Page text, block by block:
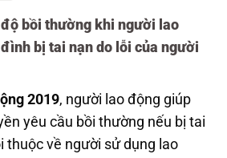
bồi thường khi người lao
bị tai nạn do lỗi của người
2019, người lao động giúp
yêu cầu bồi thường nếu bị tai
thuộc về người sử dụng lao